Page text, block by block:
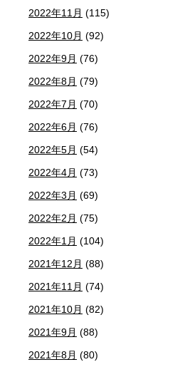
2022年11月 (115)
2022年10月 (92)
2022年9月 (76)
2022年8月 (79)
2022年7月 (70)
2022年6月 (76)
2022年5月 (54)
2022年4月 (73)
2022年3月 (69)
2022年2月 (75)
2022年1月 (104)
2021年12月 (88)
2021年11月 (74)
2021年10月 (82)
2021年9月 (88)
2021年8月 (80)